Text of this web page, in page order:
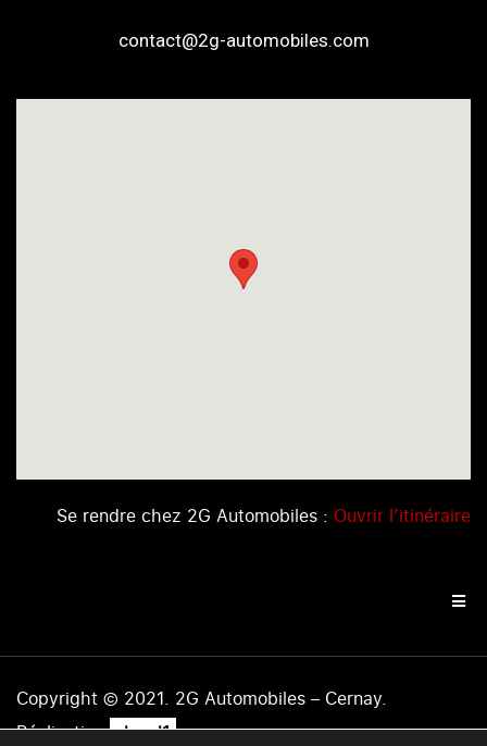
contact@2g-automobiles.com
Se rendre chez 2G Automobiles : Ouvrir l’itinéraire
Copyright © 2021. 2G Automobiles – Cernay.
Réalisation .level1